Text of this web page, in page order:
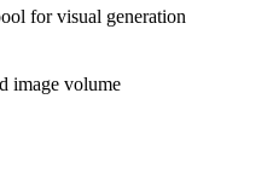
for visual generation
image volume